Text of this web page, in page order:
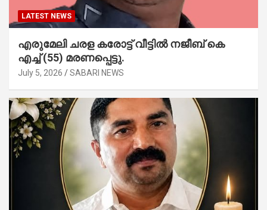
LATEST NEWS
എരുമേലി ചരള കരോട്ട് വീട്ടിൽ നജീബ് കെ
എച്ച് (55) മരണപ്പെട്ടു.
July 5, 2026 SABARI NEWS